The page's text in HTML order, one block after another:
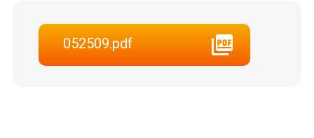
052509.pdf